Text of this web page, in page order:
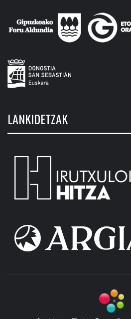
LANKIDETZAK